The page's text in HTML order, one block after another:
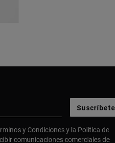
Suscríbete
y Condicionesy la Política de
comunicaciones comerciales de